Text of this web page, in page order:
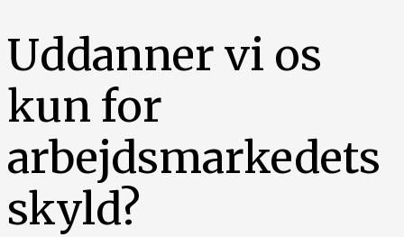
Uddanner vi os
kun for
arbejdsmarkedets
skyld?